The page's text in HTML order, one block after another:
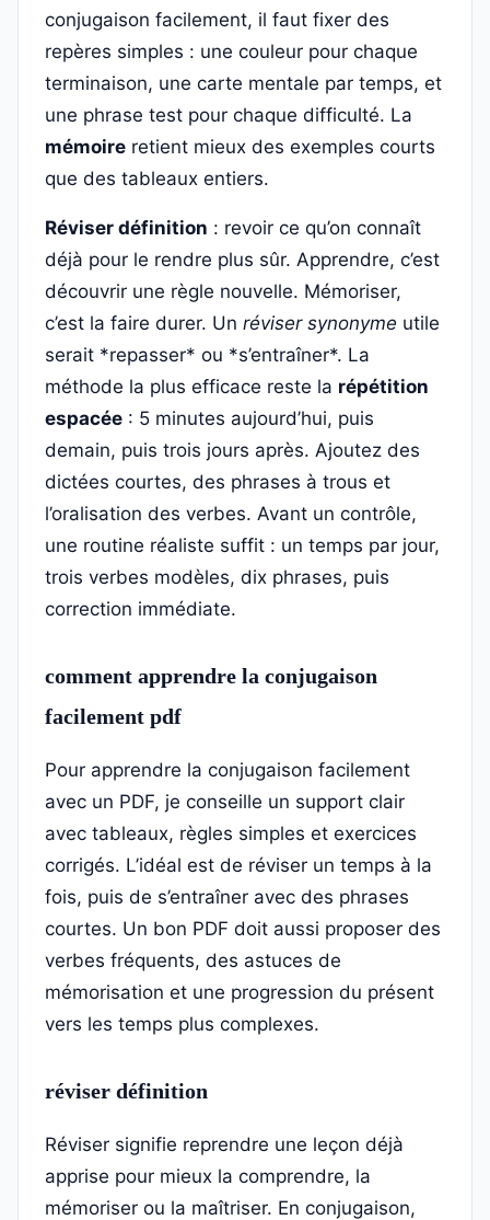
conjugaison facilement, il faut fixer des
repères simples : une couleur pour chaque
terminaison, une carte mentale par temps, et
une phrase test pour chaque difficulté. La
mémoire retient mieux des exemples courts
que des tableaux entiers.
Réviser définition : revoir ce qu’on connaît
déjà pour le rendre plus sûr. Apprendre, c’est
découvrir une règle nouvelle. Mémoriser,
c’est la faire durer. Un réviser synonyme utile
serait *repasser* ou *s’entraîner*. La
méthode la plus efficace reste la répétition
espacée : 5 minutes aujourd’hui, puis
demain, puis trois jours après. Ajoutez des
dictées courtes, des phrases à trous et
l’oralisation des verbes. Avant un contrôle,
une routine réaliste suffit : un temps par jour,
trois verbes modèles, dix phrases, puis
correction immédiate.
comment apprendre la conjugaison
facilement pdf
Pour apprendre la conjugaison facilement
avec un PDF, je conseille un support clair
avec tableaux, règles simples et exercices
corrigés. L’idéal est de réviser un temps à la
fois, puis de s’entraîner avec des phrases
courtes. Un bon PDF doit aussi proposer des
verbes fréquents, des astuces de
mémorisation et une progression du présent
vers les temps plus complexes.
réviser définition
Réviser signifie reprendre une leçon déjà
apprise pour mieux la comprendre, la
mémoriser ou la maîtriser. En conjugaison,